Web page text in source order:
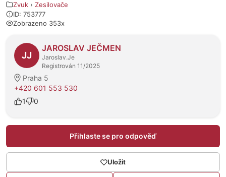
Zvuk › Zesilovače
ID: 753777
Zobrazeno 353x
O prodejci
JJ
JAROSLAV JEČMEN
Jaroslav.Je
Registrován 11/2025
Praha 5
+420 601 553 530
1
0
Přihlaste se pro odpověď
Uložit